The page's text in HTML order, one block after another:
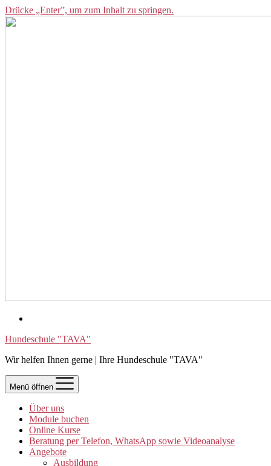
Drücke „Enter”, um zum Inhalt zu springen.
Hundeschule "TAVA"
Wir helfen Ihnen gerne | Ihre Hundeschule "TAVA"
Menü öffnen
Über uns
Module buchen
Online Kurse
Beratung per Telefon, WhatsApp sowie Videoanalyse
Angebote
Ausbildung